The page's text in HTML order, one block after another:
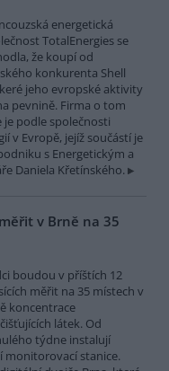
energetická
TotalEnergies se
že koupí od
konkurenta Shell
jeho evropské aktivity
pevnině. Firma o tom
je podle společnosti
v Evropě, jejíž součástí je
s Energetickým a
Daniela Křetínského.
v Brně na 35
boudou v příštích 12
měřit na 35 místech v
koncentrace
látek. Od
týdne instalují
monitorovací stanice.